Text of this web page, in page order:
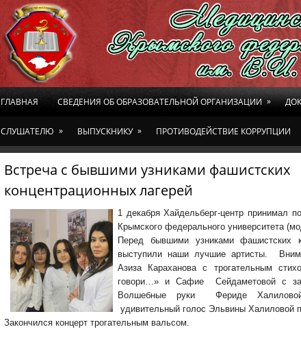
ГЛАВНАЯ СВЕДЕНИЯ ОБ ОБРАЗОВАТЕЛЬНОЙ ОРГАНИЗАЦИИ »
СЛУШАТЕЛЮ » ВЫПУСКНИКУ » ПРОТИВОДЕЙСТВИЕ КОРРУПЦИИ
Встреча с бывшими узниками фашистских
концентрационных лагерей
1 декабря Хайдельберг-центр принимал
Крымского федерального университета
Перед бывшими узниками фашистских
выступили наши лучшие артисты.
Азиза Караханова с трогательным
говори…» и Сафие Сейдаметовой с
Волшебные руки Фериде
удивительный голос Эльвины Халиловой
Закончился концерт трогательным вальсом.